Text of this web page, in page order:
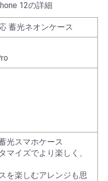
12の詳細
蓄光ネオンケース
光スマホケース
マイズでより楽しく、
を楽しむアレンジも思